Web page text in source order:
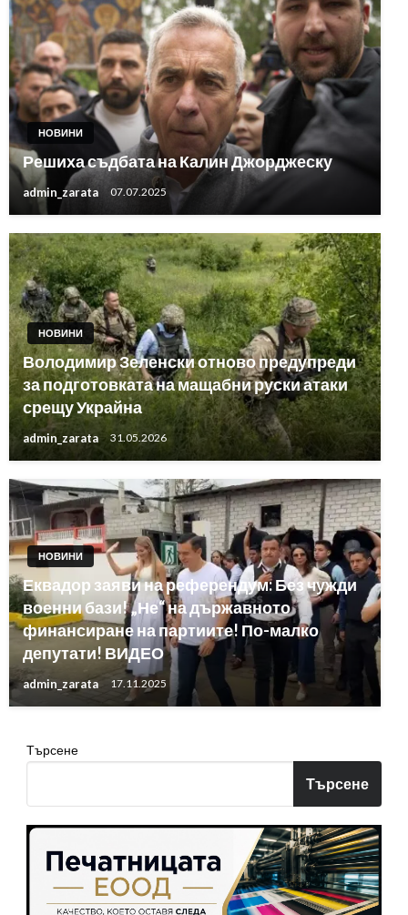
НОВИНИ
Решиха съдбата на Калин Джорджеску
admin_zarata 07.07.2025
НОВИНИ
Володимир Зеленски отново предупреди
за подготовката на мащабни руски атаки
срещу Украйна
admin_zarata 31.05.2026
НОВИНИ
Еквадор заяви на референдум: Без чужди
военни бази! „Не“ на държавното
финансиране на партиите! По-малко
депутати! ВИДЕО
admin_zarata 17.11.2025
Търсене
Търсене